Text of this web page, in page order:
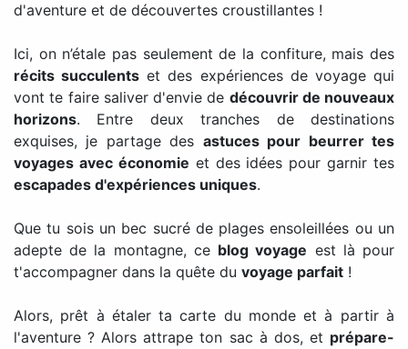
d'aventure et de découvertes croustillantes !
Ici, on n’étale pas seulement de la confiture, mais des
récits succulents et des expériences de voyage qui
vont te faire saliver d'envie de découvrir de nouveaux
horizons. Entre deux tranches de destinations
exquises, je partage des astuces pour beurrer tes
voyages avec économie et des idées pour garnir tes
escapades d'expériences uniques.
Que tu sois un bec sucré de plages ensoleillées ou un
adepte de la montagne, ce blog voyage est là pour
t'accompagner dans la quête du voyage parfait !
Alors, prêt à étaler ta carte du monde et à partir à
l'aventure ? Alors attrape ton sac à dos, et prépare-